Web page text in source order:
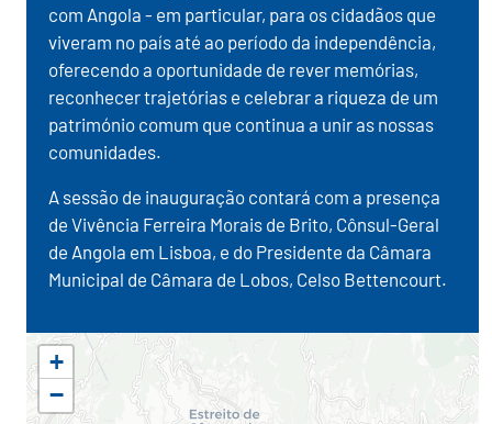
com Angola - em particular, para os cidadãos que
viveram no país até ao período da independência,
oferecendo a oportunidade de rever memórias,
reconhecer trajetórias e celebrar a riqueza de um
património comum que continua a unir as nossas
comunidades.
A sessão de inauguração contará com a presença
de Vivência Ferreira Morais de Brito, Cônsul-Geral
de Angola em Lisboa, e do Presidente da Câmara
Municipal de Câmara de Lobos, Celso Bettencourt.
+
−